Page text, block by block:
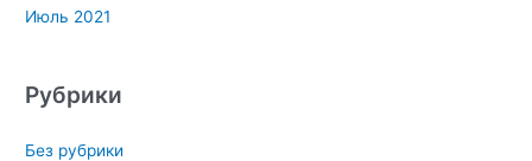
Июль 2021
Рубрики
Без рубрики